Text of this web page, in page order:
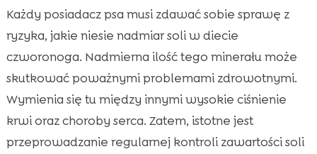
Każdy posiadacz psa musi zdawać sobie sprawę z
ryzyka, jakie niesie nadmiar soli w diecie
czworonoga. Nadmierna ilość tego minerału może
skutkować poważnymi problemami zdrowotnymi.
Wymienia się tu między innymi wysokie ciśnienie
krwi oraz choroby serca. Zatem, istotne jest
przeprowadzanie regularnej kontroli zawartości soli